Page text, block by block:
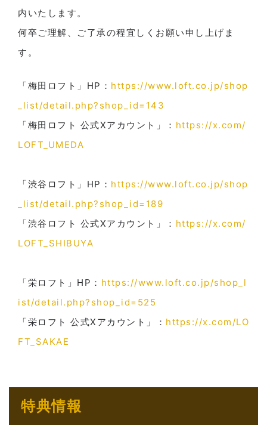
内いたします。
何卒ご理解、ご了承の程宜しくお願い申し上げま
す。
「梅田ロフト」HP： https://www.loft.co.jp/shop
_list/detail.php?shop_id=143
「梅田ロフト 公式Xアカウント」： https://x.com/
LOFT_UMEDA
「渋谷ロフト」HP： https://www.loft.co.jp/shop
_list/detail.php?shop_id=189
「渋谷ロフト 公式Xアカウント」： https://x.com/
LOFT_SHIBUYA
「栄ロフト」HP： https://www.loft.co.jp/shop_l
ist/detail.php?shop_id=525
「栄ロフト 公式Xアカウント」： https://x.com/LO
FT_SAKAE
特典情報